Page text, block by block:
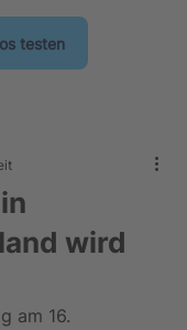
testen
wird
am 16.